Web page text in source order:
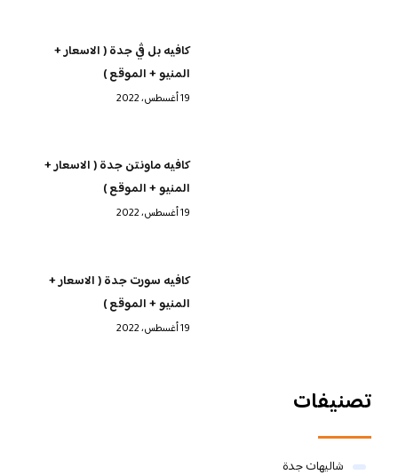
كافيه بل ڤي جدة ( الاسعار +
المنيو + الموقع )
19 أغسطس، 2022
كافيه ماونتن جدة ( الاسعار +
المنيو + الموقع )
19 أغسطس، 2022
كافيه سورت جدة ( الاسعار +
المنيو + الموقع )
19 أغسطس، 2022
تصنيفات
شاليهات جدة